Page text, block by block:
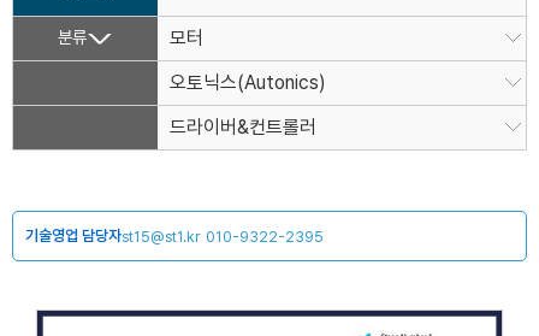
분류
모터
오토닉스(Autonics)
드라이버&컨트롤러
기술영업 담당자st15@st1.kr 010-9322-2395